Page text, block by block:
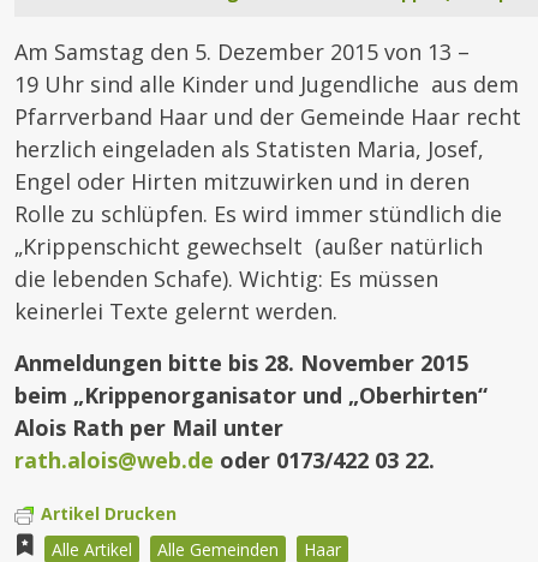
Am Samstag den 5. Dezember 2015 von 13 –
19 Uhr sind alle Kinder und Jugendliche aus dem
Pfarrverband Haar und der Gemeinde Haar recht
herzlich eingeladen als Statisten Maria, Josef,
Engel oder Hirten mitzuwirken und in deren
Rolle zu schlüpfen. Es wird immer stündlich die
„Krippenschicht gewechselt (außer natürlich
die lebenden Schafe). Wichtig: Es müssen
keinerlei Texte gelernt werden.
Anmeldungen bitte bis 28. November 2015
beim „Krippenorganisator und „Oberhirten“
Alois Rath per Mail unter
rath.alois@web.de oder 0173/422 03 22.
Artikel Drucken
Alle Artikel
Alle Gemeinden
Haar